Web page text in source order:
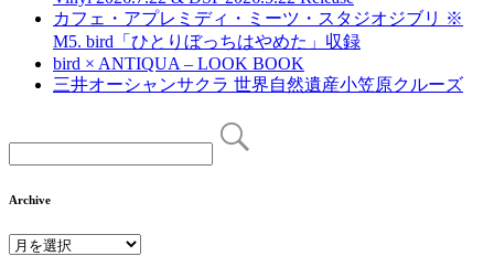
カフェ・アプレミディ・ミーツ・スタジオジブリ ※
M5. bird「ひとりぼっちはやめた」収録
bird × ANTIQUA – LOOK BOOK
三井オーシャンサクラ 世界自然遺産小笠原クルーズ
Archive